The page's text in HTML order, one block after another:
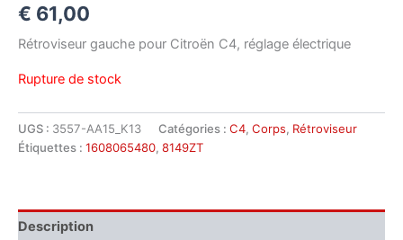
€ 61,00
Rétroviseur gauche pour Citroën C4, réglage électrique
Rupture de stock
UGS : 3557-AA15_K13 Catégories : C4, Corps, Rétroviseur
Étiquettes : 1608065480, 8149ZT
Description